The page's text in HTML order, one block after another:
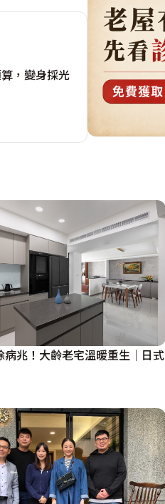
紙覆貼於電視
藉由弧線修
多種家電，讓
外觀。
使用起來舒適
寬，把兩間臥
，變身採光
病兆！大齡老宅溫暖重生│日式